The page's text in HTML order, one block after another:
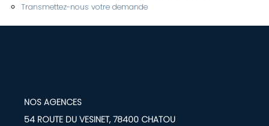
LOUER
GÉRER
Transmettez-nous votre demande
NOS AGENCES
54 ROUTE DU VESINET, 78400 CHATOU